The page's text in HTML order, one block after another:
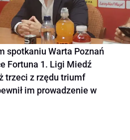
spotkaniu Warta Poznań
Fortuna 1. Ligi Miedź
trzeci z rzędu triumf
im prowadzenie w